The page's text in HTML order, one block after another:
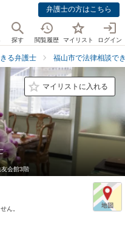
弁護士の方はこちら
探す 閲覧履歴 マイリスト ログイン
る弁護士 福山市で法律相談で
マイリストに入れる
会館3階
ん。